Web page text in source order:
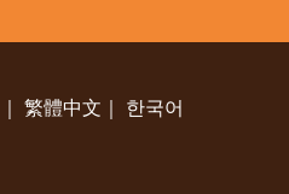
｜ 繁體中文 ｜ 한국어